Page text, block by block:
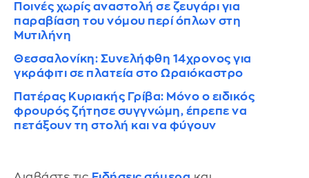
Ποινές χωρίς αναστολή σε ζευγάρι για
παραβίαση του νόμου περί όπλων στη
Μυτιλήνη
Θεσσαλονίκη: Συνελήφθη 14χρονος για
γκράφιτι σε πλατεία στο Ωραιόκαστρο
Πατέρας Κυριακής Γρίβα: Μόνο ο ειδικός
φρουρός ζήτησε συγγνώμη, έπρεπε να
πετάξουν τη στολή και να φύγουν